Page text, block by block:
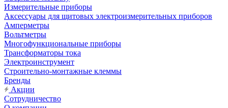
Измерительные приборы
Аксессуары для щитовых электроизмерительных приборов
Амперметры
Вольтметры
Многофункциональные приборы
Трансформаторы тока
Электроинструмент
Строительно-монтажные клеммы
Бренды
Акции
Сотрудничество